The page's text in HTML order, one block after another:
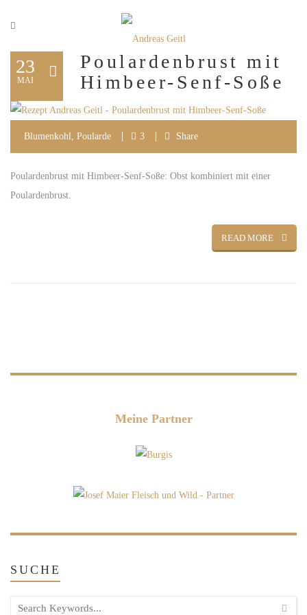
23
MAI
Poulardenbrust mit
Himbeer-Senf-Soße
Blumenkohl, Poularde 3 Share
Poulardenbrust mit Himbeer-Senf-Soße: Obst kombiniert mit einer
Poulardenbrust.
READ MORE
Meine Partner
SUCHE